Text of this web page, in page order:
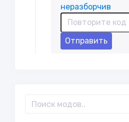
Отправить